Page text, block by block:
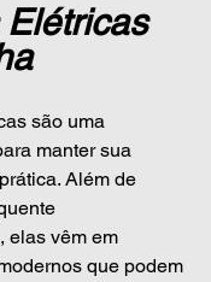
Elétricas
são uma
manter sua
Além de
elas vêm em
que podem